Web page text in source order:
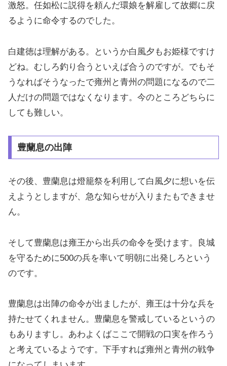
激怒。任如松に説得を頼んだ環娘を解雇して故郷に戻
るように命令するのでした。
白建徳は理解がある。というか白風夕もお姫様ですけ
どね。むしろ釣り合うといえば合うのですが。でもそ
うなればそうなったで雍州と青州の問題になるので二
人だけの問題ではなくなります。今のところどちらに
しても難しい。
豊蘭息の出陣
その後、豊蘭息は燈籠祭を利用して白風夕に想いを伝
えようとしますが、急な知らせが入りまたもできませ
ん。
そして豊蘭息は雍王から出兵の命令を受けます。良城
を守るために500の兵を率いて明朝に出発しろという
のです。
豊蘭息は出陣の命令が出ましたが、雍王は十分な兵を
持たせてくれません。豊蘭息を警戒しているというの
もありますし。あわよくばここで開戦の口実を作ろう
と考えているようです。下手すれば雍州と青州の戦争